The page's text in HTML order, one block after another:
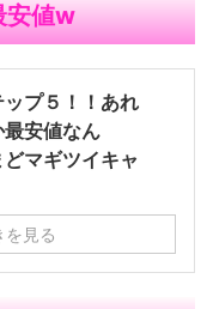
安値w
プ５！！あれ
安値なん
マギツイキャ
を見る